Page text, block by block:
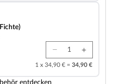
1 x 34,90 € = 34,90 €